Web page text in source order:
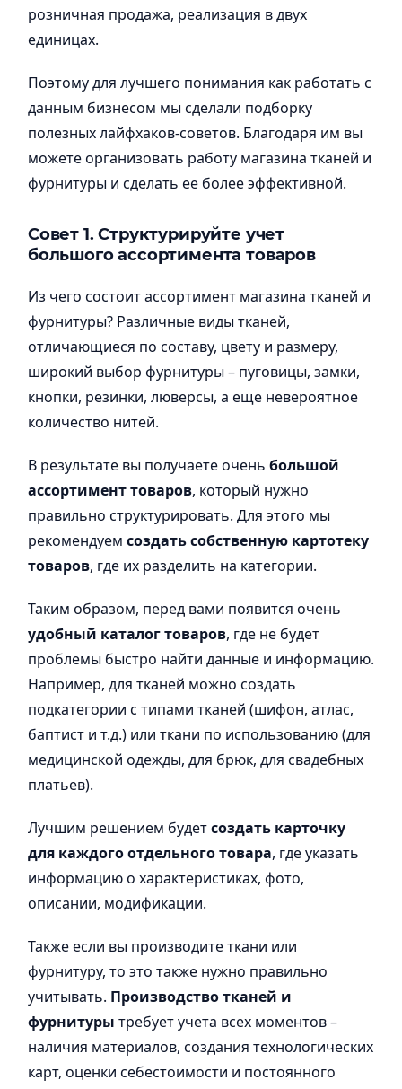
розничная продажа, реализация в двух
единицах.
Поэтому для лучшего понимания как работать с
данным бизнесом мы сделали подборку
полезных лайфхаков-советов. Благодаря им вы
можете организовать работу магазина тканей и
фурнитуры и сделать ее более эффективной.
Совет 1. Структурируйте учет
большого ассортимента товаров
Из чего состоит ассортимент магазина тканей и
фурнитуры? Различные виды тканей,
отличающиеся по составу, цвету и размеру,
широкий выбор фурнитуры – пуговицы, замки,
кнопки, резинки, люверсы, а еще невероятное
количество нитей.
В результате вы получаете очень большой
ассортимент товаров, который нужно
правильно структурировать. Для этого мы
рекомендуем создать собственную картотеку
товаров, где их разделить на категории.
Таким образом, перед вами появится очень
удобный каталог товаров, где не будет
проблемы быстро найти данные и информацию.
Например, для тканей можно создать
подкатегории с типами тканей (шифон, атлас,
баптист и т.д.) или ткани по использованию (для
медицинской одежды, для брюк, для свадебных
платьев).
Лучшим решением будетсоздать карточку
для каждого отдельного товара, где указать
информацию о характеристиках, фото,
описании, модификации.
Также если вы производите ткани или
фурнитуру, то это также нужно правильно
учитывать. Производство тканей и
фурнитуры требует учета всех моментов –
наличия материалов, создания технологических
карт, оценки себестоимости и постоянного